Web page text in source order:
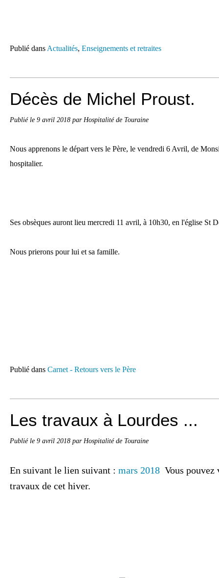
Publié dans Actualités, Enseignements et retraites
Décès de Michel Proust.
Publié le 9 avril 2018 par Hospitalité de Touraine
Nous apprenons le départ vers le Père, le vendredi 6 Avril, de
hospitalier.
Ses obsèques auront lieu mercredi 11 avril, à 10h30, en l'église St
Nous prierons pour lui et sa famille.
Publié dans Carnet - Retours vers le Père
Les travaux à Lourdes ...
Publié le 9 avril 2018 par Hospitalité de Touraine
En suivant le lien suivant : mars 2018 Vous
travaux de cet hiver.